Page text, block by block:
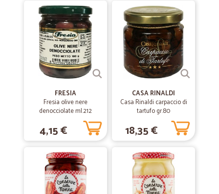
01/06/2020
—Maria rosaria A.
Valutazione per acquisto prodotti vari
Tutto perfetto. Prodotti buoni, ottimo rapporto qualità prezzo,
consegna nei tempi giusti. Ripeterò l'esperienza nei prossimi acquisti.
—Simone R.
Ottimo, anche se per certi prodotti i prezzi sono più alti e l’ideale
sarebbe una spedizione gratuita oltre i 50€ almeno
—Lavinia C.
Eccezionale
Eccezionale
FRESIA
Fresia olive nere
denocciolate ml.212
4,15 €
CASA RINALDI
Casa Rinaldi carpaccio di
tartufo gr.80
18,35 €